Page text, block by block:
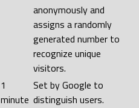
anonymously and
assigns a randomly
generated number to
recognize unique
visitors.
1
minute
Set by Google to
distinguish users.